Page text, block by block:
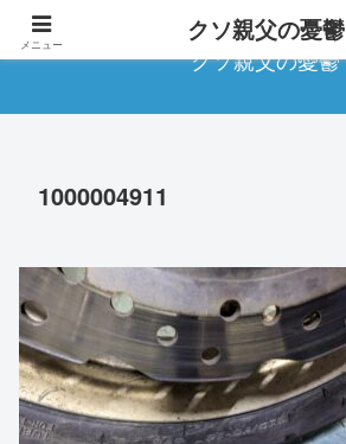
クソ親父の憂鬱
1000004911
メニュー クソ親父の憂鬱